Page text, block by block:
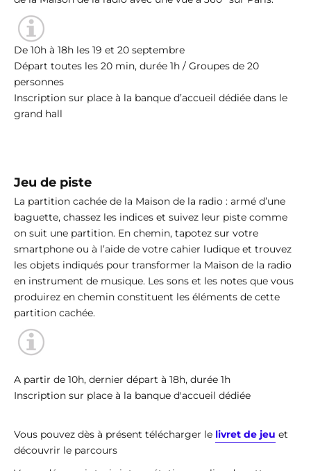
De 10h à 18h les 19 et 20 septembre
Départ toutes les 20 min, durée 1h / Groupes de 20
personnes
Inscription sur place à la banque d’accueil dédiée dans le
grand hall
Jeu de piste
La partition cachée de la Maison de la radio : armé d’une
baguette, chassez les indices et suivez leur piste comme
on suit une partition. En chemin, tapotez sur votre
smartphone ou à l’aide de votre cahier ludique et trouvez
les objets indiqués pour transformer la Maison de la radio
en instrument de musique. Les sons et les notes que vous
produirez en chemin constituent les éléments de cette
partition cachée.
A partir de 10h, dernier départ à 18h, durée 1h
Inscription sur place à la banque d'accueil dédiée
Vous pouvez dès à présent télécharger le livret de jeu et
découvrir le parcours